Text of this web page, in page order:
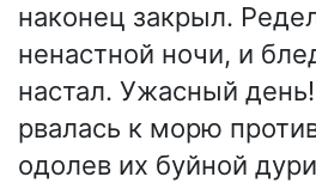
наконец закрыл.
ненастной ночи, и
настал. Ужасный
рвалась к морю
одолев их буйной